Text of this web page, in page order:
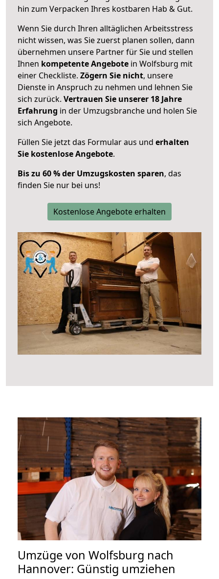
hin zum Verpacken Ihres kostbaren Hab & Gut.
Wenn Sie durch Ihren alltäglichen Arbeitsstress
nicht wissen, was Sie zuerst planen sollen, dann
übernehmen unsere Partner für Sie und stellen
Ihnen kompetente Angebote in Wolfsburg mit
einer Checkliste. Zögern Sie nicht, unsere
Dienste in Anspruch zu nehmen und lehnen Sie
sich zurück. Vertrauen Sie unserer 18 Jahre
Erfahrung in der Umzugsbranche und holen Sie
sich Angebote.
Füllen Sie jetzt das Formular aus und erhalten
Sie kostenlose Angebote.
Bis zu 60 % der Umzugskosten sparen, das
finden Sie nur bei uns!
Kostenlose Angebote erhalten
Umzüge von Wolfsburg nach
Hannover: Günstig umziehen